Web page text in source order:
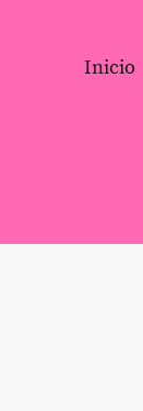
Inicio